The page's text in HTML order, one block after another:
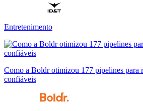
Entretenimento
Como a Boldr otimizou 177 pipelines para
confiáveis